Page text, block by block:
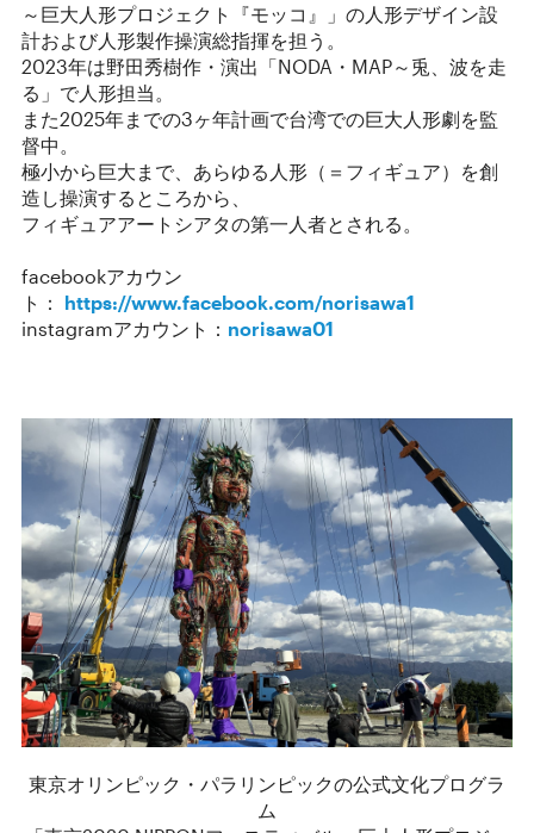
～巨大人形プロジェクト『モッコ』」の人形デザイン設
計および人形製作操演総指揮を担う。
2023年は野田秀樹作・演出「NODA・MAP～兎、波を走
る」で人形担当。
また2025年までの3ヶ年計画で台湾での巨大人形劇を監
督中。
極小から巨大まで、あらゆる人形（＝フィギュア）を創
造し操演するところから、
フィギュアアートシアタの第一人者とされる。
facebookアカウン
ト： https://www.facebook.com/norisawa1
instagramアカウント： norisawa01
東京オリンピック・パラリンピックの公式文化プログラ
ム